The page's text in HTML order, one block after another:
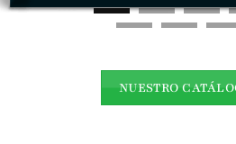
NUESTRO